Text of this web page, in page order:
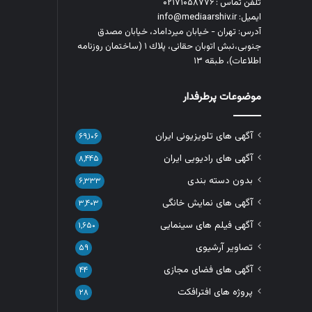
ایمیل: info@mediaarshiv.ir
آدرس: تهران - خیابان میرداماد، خیابان مصدق
جنوبی،نبش اتوبان حقانی، پلاك ١ (ساختمان روزنامه
اطلاعات)، طبقه ۱۳
موضوعات پرطرفدار
آگهی های تلویزیونی ایران ۶۹,۱۰۶
آگهی های رادیویی ایران ۸,۴۴۵
بدون دسته بندی ۶,۳۳۳
آگهی های نمایش خانگی ۳,۴۰۳
آگهی فیلم های سینمایی ۱,۶۵۰
تصاویر آرشیوی ۵۹
آگهی های فضای مجازی ۴۴
پروژه های افترافکت ۲۸